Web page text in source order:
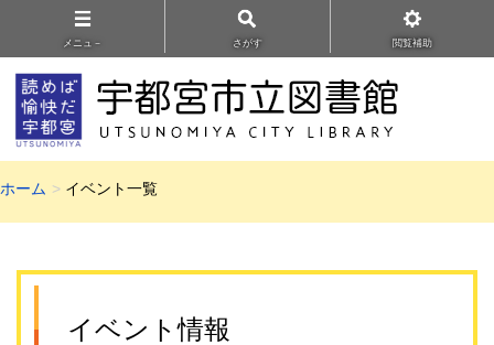
メニュ－ さがす 閲覧補助
ホーム イベント一覧
イベント情報